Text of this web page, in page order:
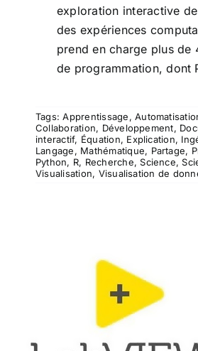
exploration interactive
des expériences
prend en charge plus de
de programmation, dont
Tags:Apprentissage,
Collaboration, Développement,
interactif, Équation, Explication,
Langage, Mathématique, Partage,
Python, R, Recherche,Science,
Visualisation, Visualisation de
LabVIEW